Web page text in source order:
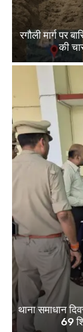
रगौली मार्ग पर
की
थाना समाधान
69